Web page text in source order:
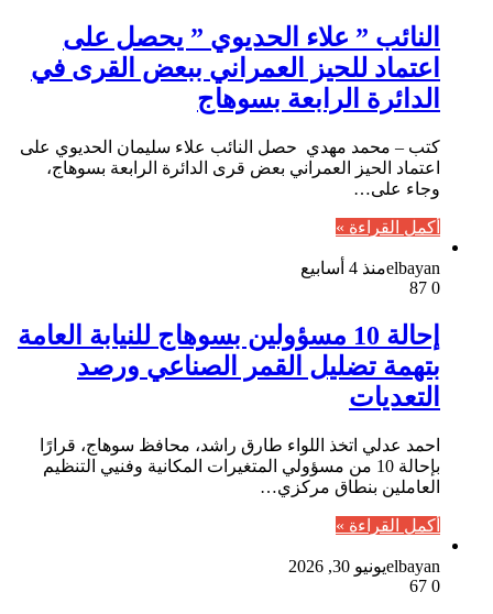
النائب ” علاء الحديوي ” يحصل على
اعتماد للحيز العمراني ببعض القرى في
الدائرة الرابعة بسوهاج
كتب – محمد مهدي حصل النائب علاء سليمان الحديوي على
اعتماد الحيز العمراني بعض قرى الدائرة الرابعة بسوهاج،
وجاء على…
أكمل القراءة »
elbayanمنذ 4 أسابيع
0
إحالة 10 مسؤولين بسوهاج للنيابة العامة
بتهمة تضليل القمر الصناعي ورصد
التعديات
احمد عدلي اتخذ اللواء طارق راشد، محافظ سوهاج، قرارًا
بإحالة 10 من مسؤولي المتغيرات المكانية وفنيي التنظيم
العاملين بنطاق مركزي…
أكمل القراءة »
elbayanيونيو 30, 2026
0